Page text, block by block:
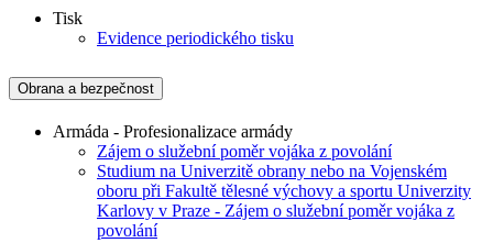
Tisk
Evidence periodického tisku
Obrana a bezpečnost
Armáda - Profesionalizace armády
Zájem o služební poměr vojáka z povolání
Studium na Univerzitě obrany nebo na Vojenském
oboru při Fakultě tělesné výchovy a sportu Univerzity
Karlovy v Praze - Zájem o služební poměr vojáka z
povolání